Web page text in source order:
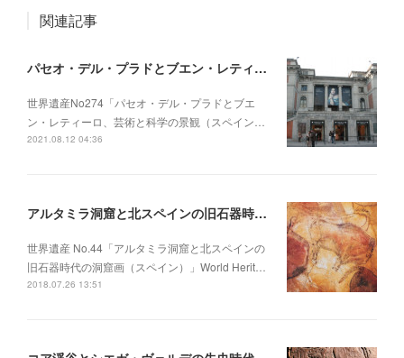
関連記事
パセオ・デル・プラドとブエン・レティーロ、芸術と科学の景観（スペイン）
世界遺産No274「パセオ・デル・プラドとブエ
ン・レティーロ、芸術と科学の景観（スペイン…
2021.08.12 04:36
アルタミラ洞窟と北スペインの旧石器時代の洞窟画（スペイン）
世界遺産 No.44「アルタミラ洞窟と北スペインの
旧石器時代の洞窟画（スペイン）」World Herit…
2018.07.26 13:51